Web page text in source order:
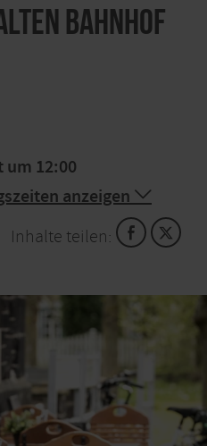
Bahnhof
um 12:00
anzeigen
Inhalte teilen: